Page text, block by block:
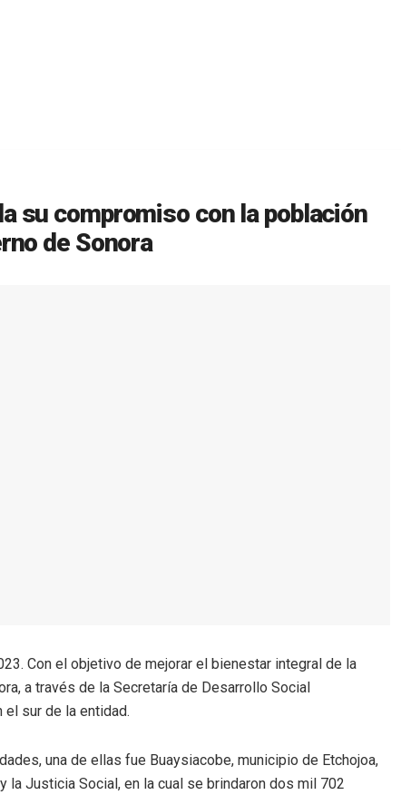
su compromiso con la población
de Sonora
Con el objetivo de mejorar el bienestar integral de la
a través de la Secretaría de Desarrollo Social
el sur de la entidad.
una de ellas fue Buaysiacobe, municipio de Etchojoa,
la Justicia Social, en la cual se brindaron dos mil 702